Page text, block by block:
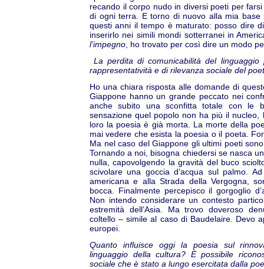
recando il corpo nudo in diversi poeti per
di ogni terra. E torno di nuovo alla mia
questi anni il tempo è maturato: posso dire
inserirlo nei simili mondi sotterranei in
l’impegno , ho trovato per così dire un modo
La perdita di comunicabilità del
rappresentatività e di rilevanza sociale del
Ho una chiara risposta alle domande di
Giappone hanno un grande peccato nei
anche subito una sconfitta totale con le
sensazione quel popolo non ha più il
loro la poesia è già morta. La morte della
mai vedere che esista la poesia o il poeta.
Ma nel caso del Giappone gli ultimi poeti
Tornando a noi, bisogna chiedersi se nasca
nulla, capovolgendo la gravità del buco
scivolare una goccia d’acqua sul palmo.
americana e alla Strada della Vergogna,
bocca. Finalmente percepisco il gorgoglio
Non intendo considerare un contesto
estremità dell’Asia. Ma trovo doveroso
coltello – simile al caso di Baudelaire. Devo
europei.
Quanto influisce oggi la poesia sul
linguaggio della cultura? È possibile
sociale che è stato a lungo esercitata dalla